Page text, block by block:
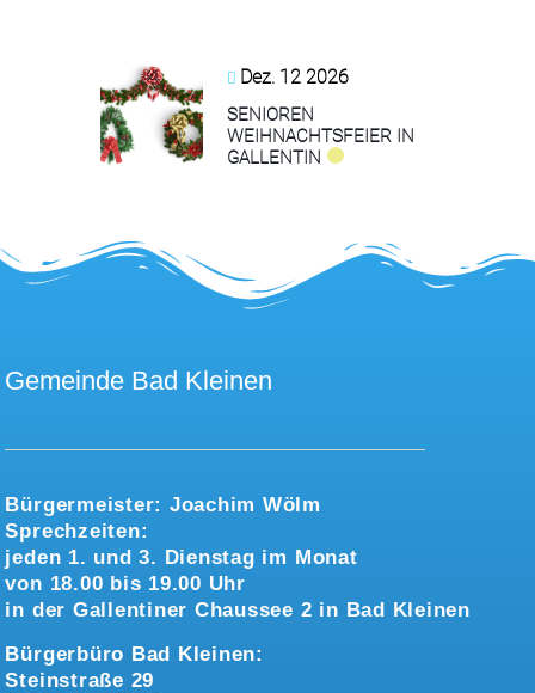
Dez. 12 2026
SENIOREN
WEIHNACHTSFEIER IN
GALLENTIN
Gemeinde Bad Kleinen
Bürgermeister: Joachim Wölm
Sprechzeiten:
jeden 1. und 3. Dienstag im Monat
von 18.00 bis 19.00 Uhr
in der Gallentiner Chaussee 2 in Bad Kleinen
Bürgerbüro Bad Kleinen:
Steinstraße 29